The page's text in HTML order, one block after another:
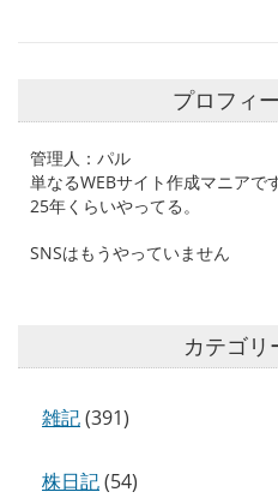
プロフィ
管理人：パル
単なるWEBサイト作成マニアです
25年くらいやってる。
SNSはもうやっていません
カテゴリ
雑記(391)
株日記(54)